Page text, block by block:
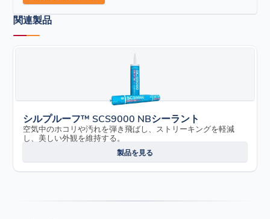
関連製品
シルプルーフ™ SCS9000 NBシーラント
空気中のホコリや汚れを弾き飛ばし、ストリーキングを軽減
し、美しい外観を維持する。
製品を見る